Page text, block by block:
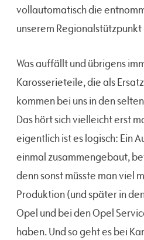
vollautomatisch die
unserem Regionalstützpunkt
Was auffällt und übrigens
Karosserieteile, die als
kommen bei uns in den
Das hört sich vielleicht erst
eigentlich ist es logisch: Ein
einmal zusammengebaut,
denn sonst müsste man viel
Produktion (und später in
Opel und bei den Opel
haben. Und so geht es bei